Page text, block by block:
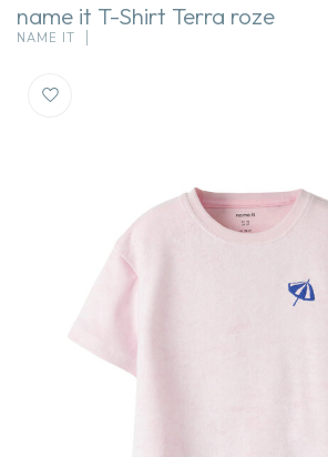
name it T-Shirt Terra roze
NAME IT